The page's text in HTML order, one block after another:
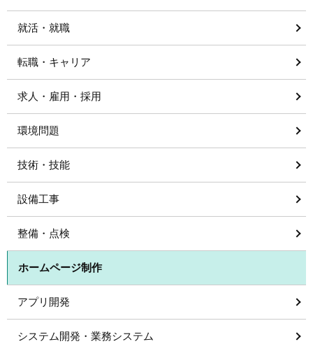
就活・就職
転職・キャリア
求人・雇用・採用
環境問題
技術・技能
設備工事
整備・点検
ホームページ制作
アプリ開発
システム開発・業務システム